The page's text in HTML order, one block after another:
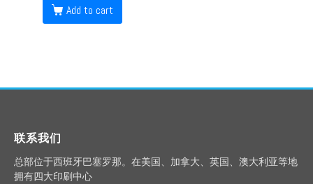
Add to cart
联系我们
总部位于西班牙巴塞罗那。在美国、加拿大、英国、澳大利亚等地
拥有四大印刷中心